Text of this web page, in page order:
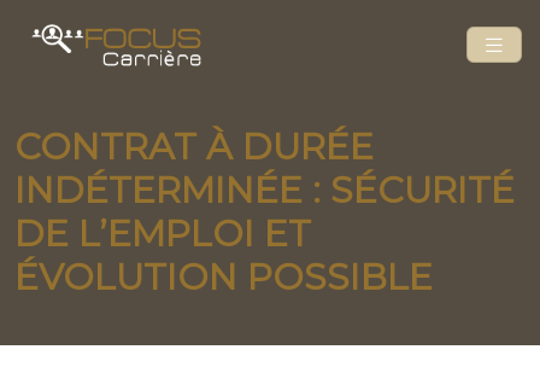
CONTRAT À DURÉE
INDÉTERMINÉE : SÉCURITÉ
DE L’EMPLOI ET
ÉVOLUTION POSSIBLE